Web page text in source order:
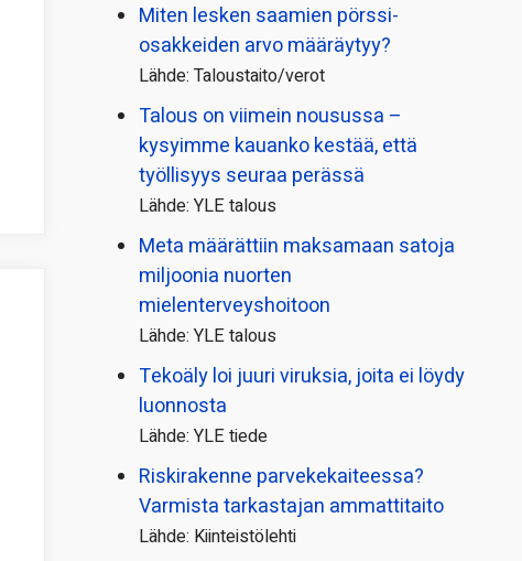
Miten lesken saamien pörssi­
osakkeiden arvo määräytyy?
Lähde: Taloustaito/verot
Talous on viimein nousussa –
kysyimme kauanko kestää, että
työllisyys seuraa perässä
Lähde: YLE talous
Meta määrättiin maksamaan satoja
miljoonia nuorten
mielenterveyshoitoon
Lähde: YLE talous
Tekoäly loi juuri viruksia, joita ei löydy
luonnosta
Lähde: YLE tiede
Riskirakenne parvekekaiteessa?
Varmista tarkastajan ammattitaito
Lähde: Kiinteistölehti